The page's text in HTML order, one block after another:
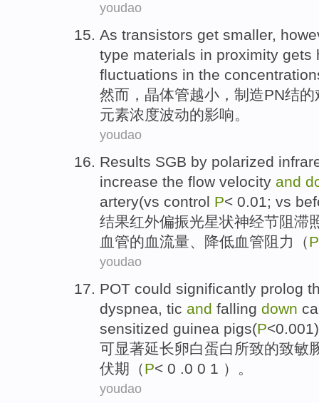
youdao
As transistors get smaller,
type materials in proximity gets
fluctuations in the
然而 ， 晶体管越小， 制造PN结的
元素浓度波动的影响。
youdao
Results SGB by polarized
increase the flow velocity and
artery(vs control P< 0.01; vs
结果红外偏振光星状神经节阻滞
血管的血流量、 降低血管阻力 （P
youdao
POT could significantly prolog
dyspnea, tic and falling down
sensitized guinea pigs(P
可显著延长卵白蛋白所致的致敏
伏期 （P< 0 .0 0 1 ）。
youdao